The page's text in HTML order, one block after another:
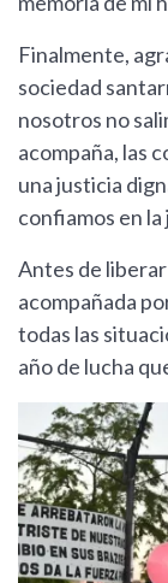
Finalmente,
sociedad
nosotros no
acompaña, las
una justicia
confiamos en
Antes de liberar
acompañada
todas las
año de lucha